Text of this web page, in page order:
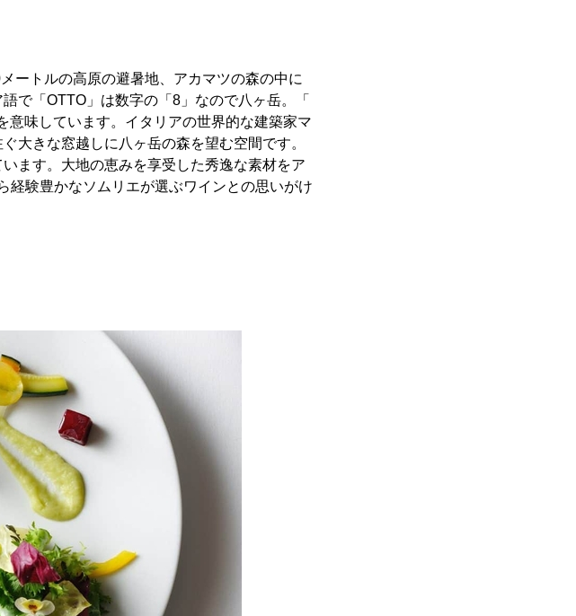
ートルの高原の避暑地、アカマツの森の中に
で「OTTO」は数字の「8」なので八ヶ岳。「
味しています。イタリアの世界的な建築家マ
大きな窓越しに八ヶ岳の森を望む空間です。
ます。大地の恵みを享受した秀逸な素材をア
経験豊かなソムリエが選ぶワインとの思いがけ